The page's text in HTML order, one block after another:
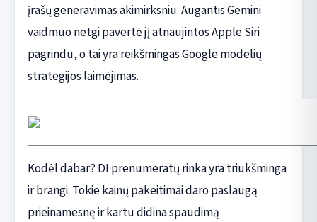
įrašų generavimas akimirksniu. Augantis Gemini
vaidmuo netgi pavertė jį atnaujintos Apple Siri
pagrindu, o tai yra reikšmingas Google modelių
strategijos laimėjimas.
Kodėl dabar? DI prenumeratų rinka yra triukšminga
ir brangi. Tokie kainų pakeitimai daro paslaugą
prieinamesnę ir kartu didina spaudimą